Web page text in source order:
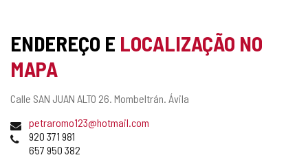
ENDEREÇO E LOCALIZAÇÃO NO
MAPA
Endereço
Calle SAN JUAN ALTO 26. Mombeltrán. Ávila
Endereço
de
email
petraromo123@hotmail.com
Telefones
920 371 981
657 950 382